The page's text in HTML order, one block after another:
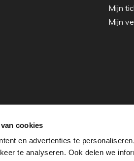
cookies
en advertenties te
te analyseren. Ook delen we
Mijn
Mijn